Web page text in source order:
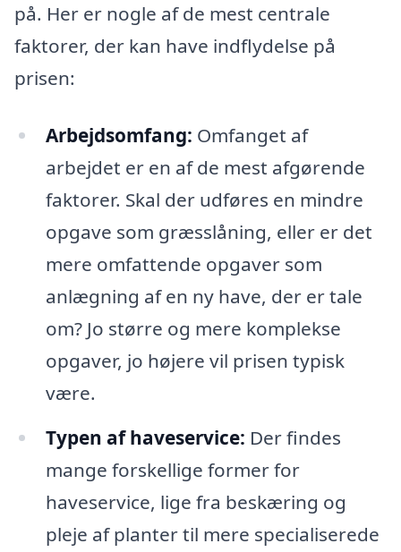
på. Her er nogle af de mest centrale
faktorer, der kan have indflydelse på
prisen:
Arbejdsomfang: Omfanget af
arbejdet er en af de mest afgørende
faktorer. Skal der udføres en mindre
opgave som græsslåning, eller er det
mere omfattende opgaver som
anlægning af en ny have, der er tale
om? Jo større og mere komplekse
opgaver, jo højere vil prisen typisk
være.
Typen af haveservice: Der findes
mange forskellige former for
haveservice, lige fra beskæring og
pleje af planter til mere specialiserede